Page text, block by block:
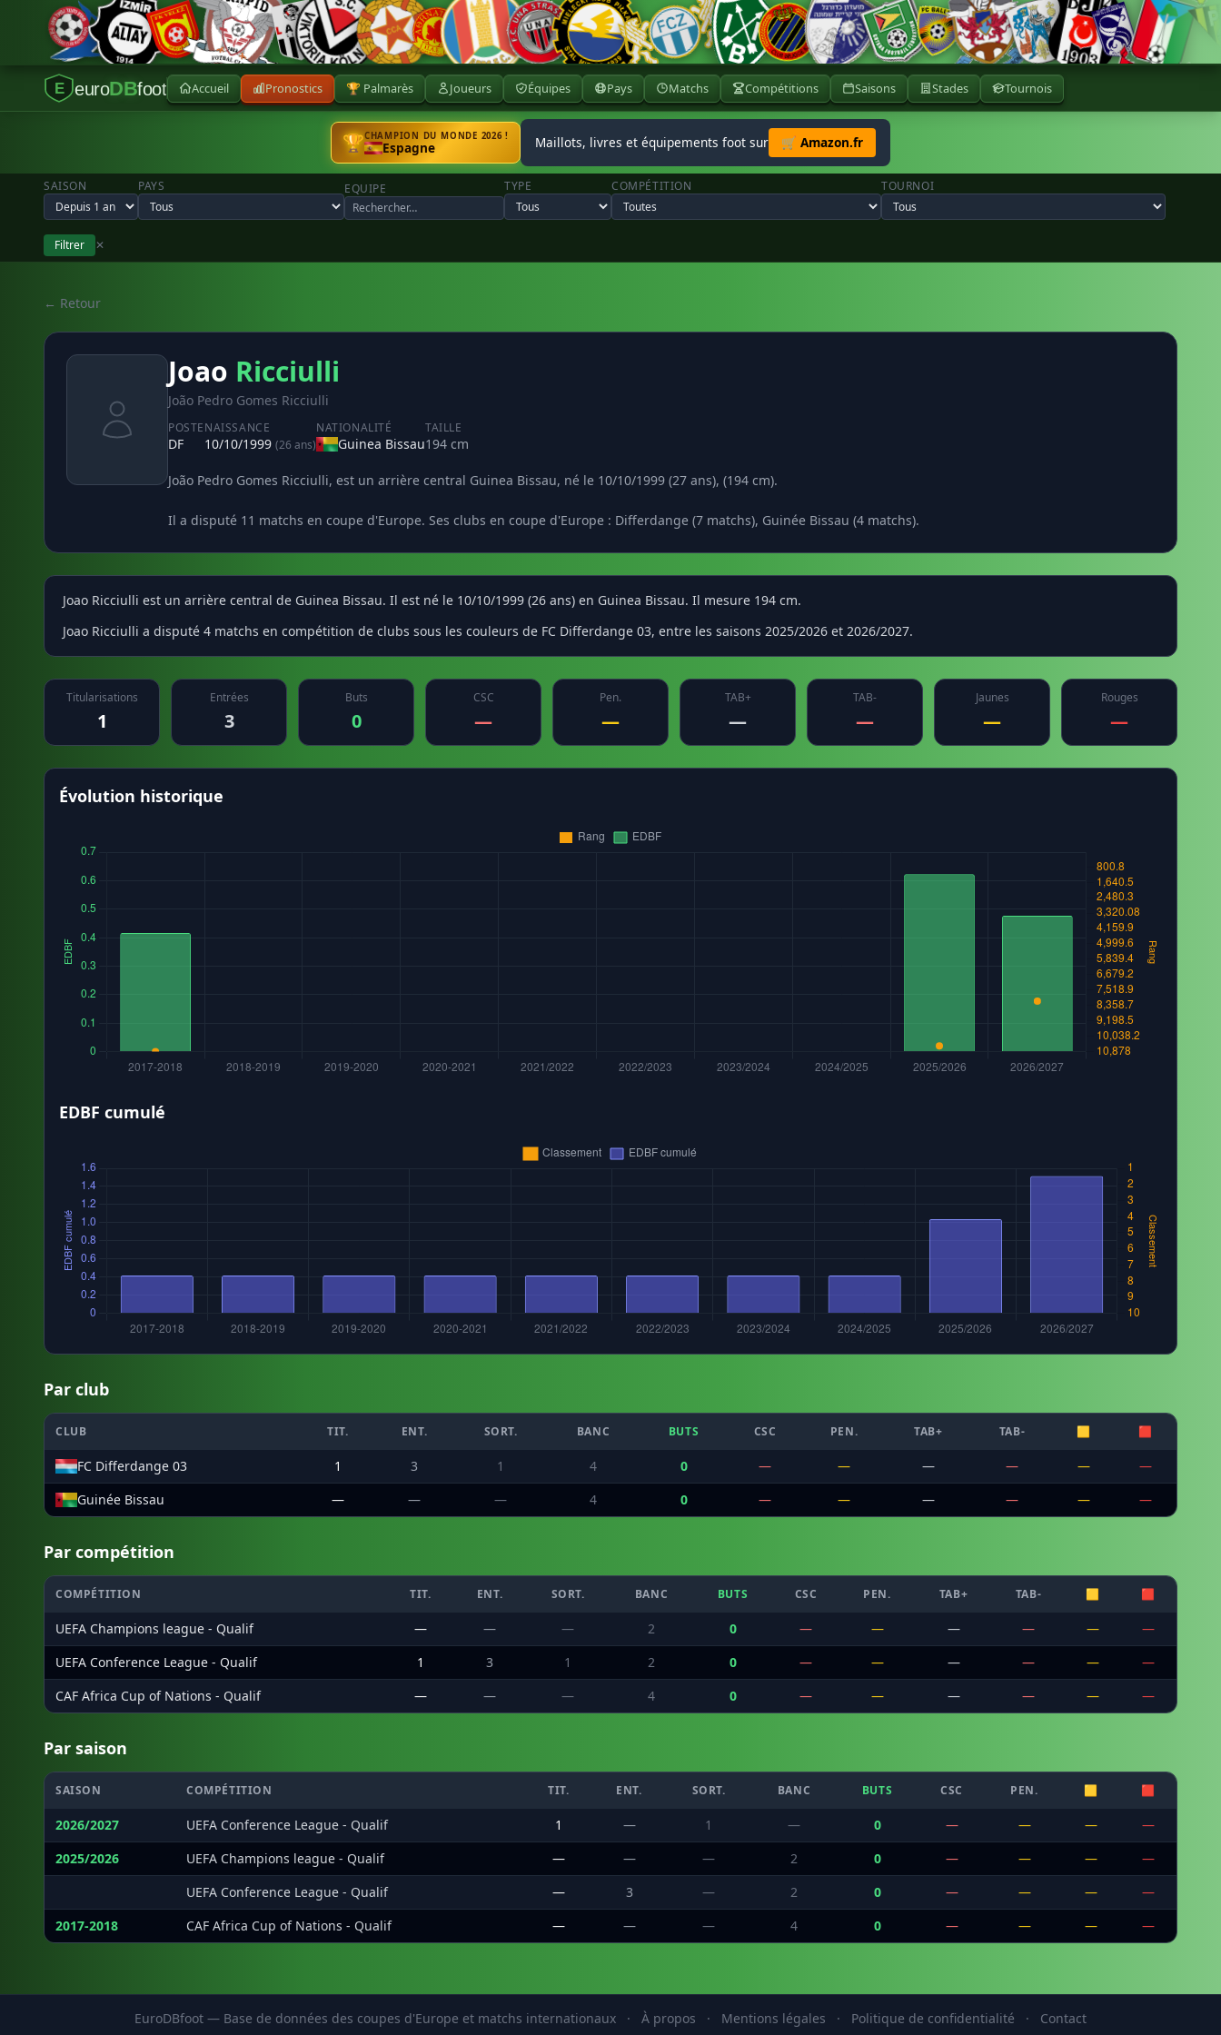
E euroDBfoot Accueil Pronostics 🏆 Palmarès Joueurs Équipes Pays Matchs Compétitions Saisons Stades Tournois
🏆CHAMPION DU MONDE 2026 !
Espagne Maillots, livres et équipements foot sur 🛒 Amazon.fr
SAISON PAYS EQUIPE TYPE COMPÉTITION TOURNOI
Filtrer ✕
← Retour
Joao Ricciulli
João Pedro Gomes Ricciulli
POSTE
DF
NAISSANCE
10/10/1999 (26 ans)
NATIONALITÉ
Guinea Bissau
TAILLE
194 cm
João Pedro Gomes Ricciulli, est un arrière central Guinea Bissau, né le 10/10/1999 (27 ans), (194 cm).
Il a disputé 11 matchs en coupe d'Europe. Ses clubs en coupe d'Europe : Differdange (7 matchs), Guinée Bissau (4 matchs).
Joao Ricciulli est un arrière central de Guinea Bissau. Il est né le 10/10/1999 (26 ans) en Guinea Bissau. Il mesure 194 cm.
Joao Ricciulli a disputé 4 matchs en compétition de clubs sous les couleurs de FC Differdange 03, entre les saisons 2025/2026 et 2026/2027.
Titularisations
1
Entrées
3
Buts
0
CSC
—
Pen.
—
TAB+
—
TAB-
—
Jaunes
—
Rouges
—
Évolution historique
EDBF cumulé
Par club
CLUB TIT. ENT. SORT. BANC BUTS CSC PEN. TAB+ TAB- 🟨 🟥
FC Differdange 03 1 3 1 4 0 — — — — —
—
Guinée Bissau
— — — 4 0 — — — — — —
Par compétition
COMPÉTITION TIT. ENT. SORT. BANC BUTS CSC PEN. TAB+ TAB- 🟨 🟥
UEFA Champions league - Qualif — — — 2 0 — — — — —
—
UEFA Conference League - Qualif
1 3 1 2 0 — — — — —
—
CAF Africa Cup of Nations - Qualif
— — — 4 0 — — — — — —
Par saison
SAISON COMPÉTITION TIT. ENT. SORT. BANC BUTS CSC PEN. 🟨 🟥
2026/2027 UEFA Conference League - Qualif 1 — 1 — 0 — — —
—
2025/2026
UEFA Champions league - Qualif — — — 2 0 — — —
—
UEFA Conference League - Qualif — 3 — 2 0 — — —
—
2017-2018
CAF Africa Cup of Nations - Qualif — — — 4 0 — — — —
EuroDBfoot — Base de données des coupes d'Europe et matchs internationaux · À propos · Mentions légales · Politique de confidentialité · Contact